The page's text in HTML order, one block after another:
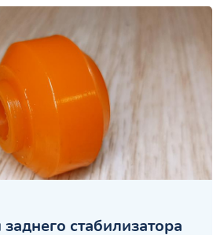
заднего стабилизатора